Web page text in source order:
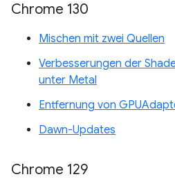
Chrome 130
Mischen mit zwei Quellen
Verbesserungen der
unter Metal
Entfernung von
Dawn-Updates
Chrome 129